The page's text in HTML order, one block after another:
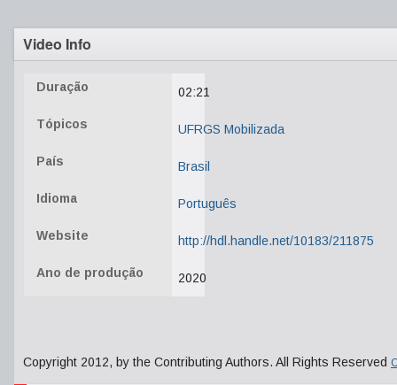
Video Info
Duração 02:21
Tópicos UFRGS Mobilizada
País Brasil
Idioma Português
Website http://hdl.handle.net/10183/211875
Ano de produção 2020
Copyright 2012, by the Contributing Authors. All Rights Reserved